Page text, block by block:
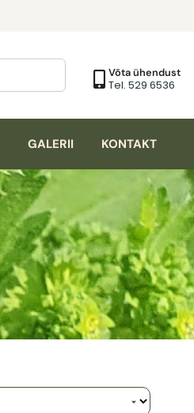
Võta ühendust
Tel. 529 6536
GALERII KONTAKT